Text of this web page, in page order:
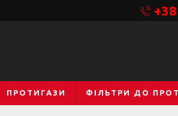
ПРОТИГАЗИ ФІЛЬТРИ ДО